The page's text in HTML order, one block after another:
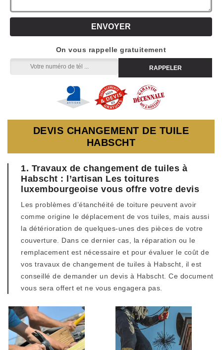
On vous rappelle gratuitement
DEVIS CHANGEMENT DE TUILE
HABSCHT
1. Travaux de changement de tuiles à
Habscht : l’artisan Les toitures
luxembourgeoise vous offre votre devis
Les problèmes d’étanchéité de toiture peuvent avoir
comme origine le déplacement de vos tuiles, mais aussi
la détérioration de quelques-unes des pièces de votre
couverture. Dans ce dernier cas, la réparation ou le
remplacement est nécessaire et pour évaluer le coût de
vos travaux de changement de tuiles à Habscht, il est
conseillé de demander un devis à Habscht. Ce document
vous sera offert et ne vous engagera pas.